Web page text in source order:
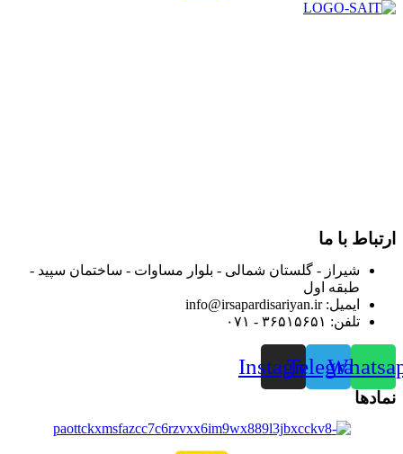
ارتباط با ما
شیراز - گلستان شمالی - بلوار مساوات - ساختمان سپید -
طبقه اول
ایمیل: info@irsapardisariyan.ir
تلفن: ۳۶۵۱۵۶۵۱ - ۰۷۱
Telegram
Instagram
نمادها